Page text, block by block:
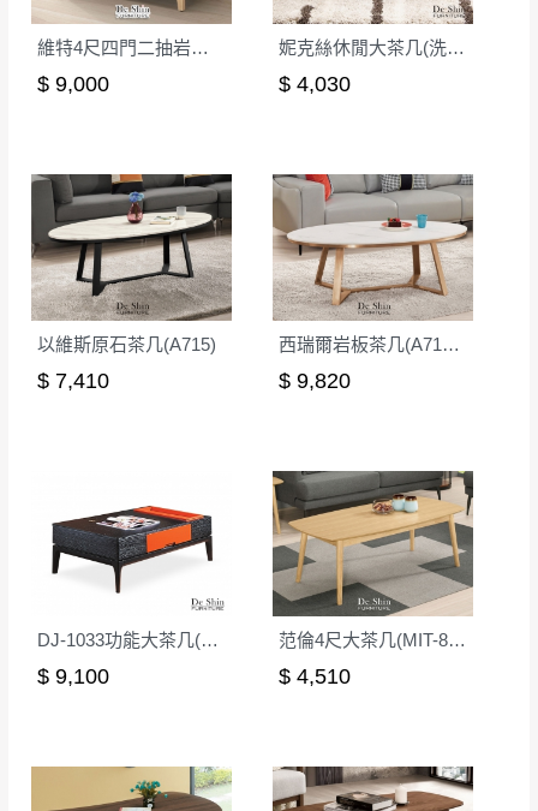
維特4尺四門二抽岩板大茶几(W13)
$ 9,000
妮克絲休閒大茶几(洗白色)(MIT-3043-1)
$ 4,030
以維斯原石茶几(A715)
$ 7,410
西瑞爾岩板茶几(A715-1)
$ 9,820
DJ-1033功能大茶几(黑橙)
$ 9,100
范倫4尺大茶几(MIT-8075)
$ 4,510